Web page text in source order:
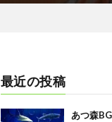
最近の投稿
あつ森